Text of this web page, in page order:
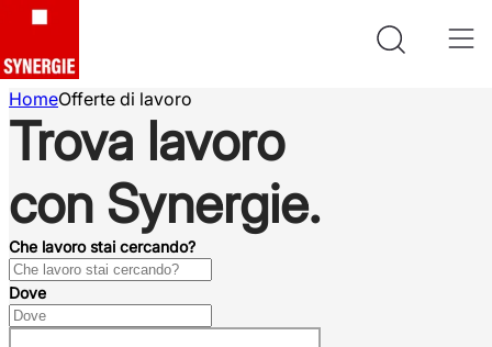
HomeOfferte di lavoro
Trova lavoro
con Synergie.
Che lavoro stai cercando?
Dove